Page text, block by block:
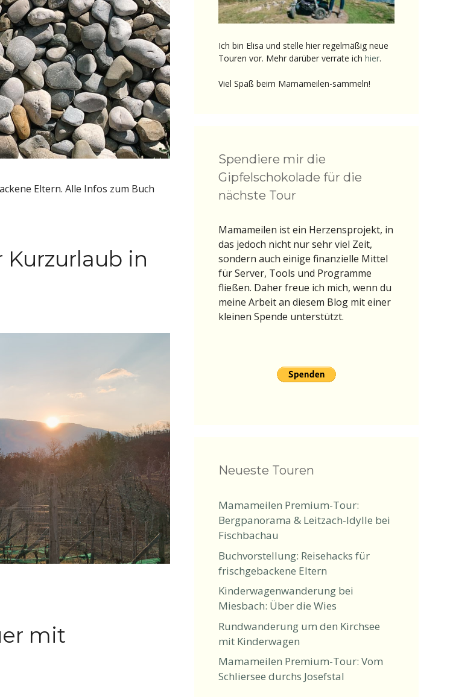
Eltern. Alle Infos zum Buch
in
mit
Ich bin Elisa und stelle hier regelmäßig neue
Touren vor. Mehr darüber verrate ich hier.
Viel Spaß beim Mamameilen-sammeln!
Spendiere mir die
Gipfelschokolade für die
nächste Tour
Mamameilen ist ein Herzensprojekt, in
das jedoch nicht nur sehr viel Zeit,
sondern auch einige finanzielle Mittel
für Server, Tools und Programme
fließen. Daher freue ich mich, wenn du
meine Arbeit an diesem Blog mit einer
kleinen Spende unterstützt.
Neueste Touren
Mamameilen Premium-Tour:
Bergpanorama & Leitzach-Idylle bei
Fischbachau
Buchvorstellung: Reisehacks für
frischgebackene Eltern
Kinderwagenwanderung bei
Miesbach: Über die Wies
Rundwanderung um den Kirchsee
mit Kinderwagen
Mamameilen Premium-Tour: Vom
Schliersee durchs Josefstal